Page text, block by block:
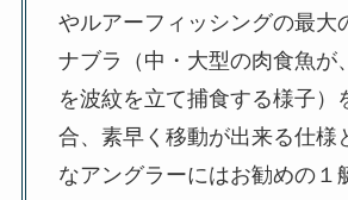
やルアーフィッシングの最大
ナブラ（中・大型の肉食魚が
を波紋を立て捕食する様子）
合、素早く移動が出来る仕様
なアングラーにはお勧めの１